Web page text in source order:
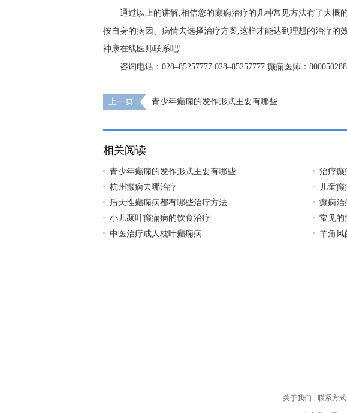
通过以上的讲解,相信您的癫痫治疗的几种常见方法有了大概
按自身的病因、病情去选择治疗方案,这样才能达到理想的治疗的
神康在线医师联系吧!
咨询电话：028–85257777 028–85257777 癫痫医师：800050288
上一页 青少年癫痫的发作形式主要有哪些
相关阅读
青少年癫痫的发作形式主要有哪些
治疗癫
杭州癫痫去哪治疗
儿童
后天性癫痫病都有哪些治疗方法
癫痫治
小儿颞叶癫痫病的饮食治疗
常见的
中医治疗成人枕叶癫痫病
羊角风
关于我们 - 联系方式